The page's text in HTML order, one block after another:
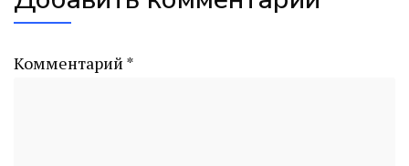
Комментарий *